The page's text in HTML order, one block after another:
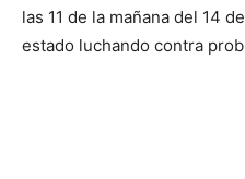
las 11 de la mañana del 14
estado luchando contra